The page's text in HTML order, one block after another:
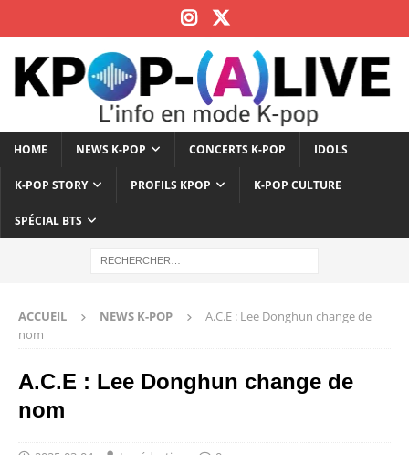
HOME NEWS K-POP CONCERTS K-POP IDOLS
K-POP STORY PROFILS KPOP K-POP CULTURE
SPÉCIAL BTS
ACCUEIL NEWS K-POP
A.C.E : Lee Donghun change de
nom
A.C.E : Lee Donghun change de
nom